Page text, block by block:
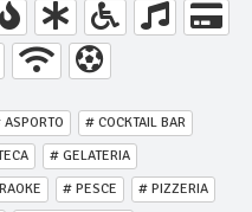
# COCKTAIL BAR
# GELATERIA
# PESCE
# PIZZERIA